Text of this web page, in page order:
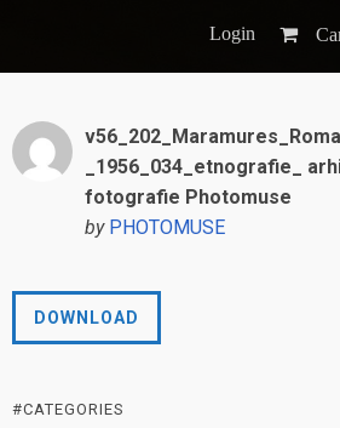
Login
_1956_034_etnografie_
fotografie Photomuse
by PHOTOMUSE
DOWNLOAD
#CATEGORIES